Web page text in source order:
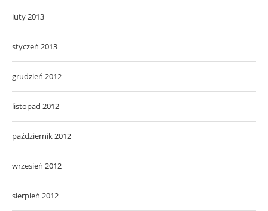
luty 2013
styczeń 2013
grudzień 2012
listopad 2012
październik 2012
wrzesień 2012
sierpień 2012